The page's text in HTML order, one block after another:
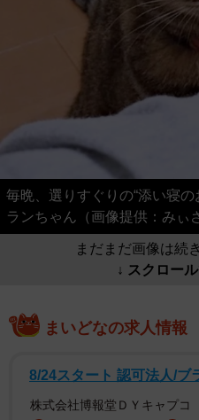
毎晩、選りすぐりの“添い寝
ランちゃん（画像提供：みぃ
まだまだ画像は続
↓ スクロー
まいどなの求人情報
8/24スタート 認可法人/ブ
株式会社博報堂ＤＹキャプコ